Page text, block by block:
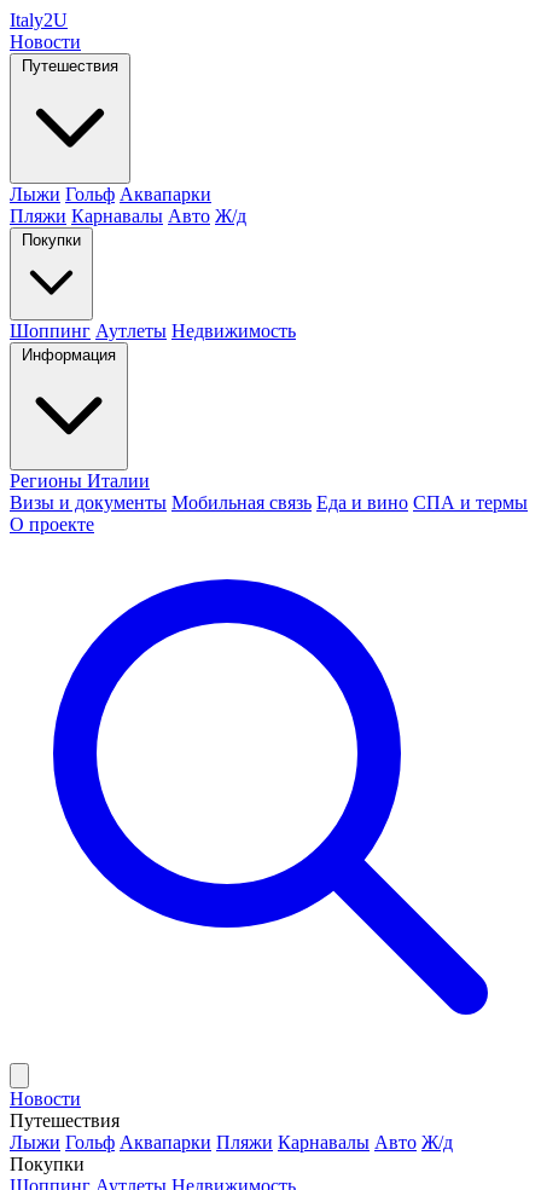
Italy2U
Новости
Путешествия
Лыжи Гольф Аквапарки
Пляжи Карнавалы Авто Ж/д
Покупки
Шоппинг Аутлеты Недвижимость
Информация
Регионы Италии
Визы и документы Мобильная связь Еда и вино СПА и термы
О проекте
Новости
Путешествия
Лыжи Гольф Аквапарки Пляжи Карнавалы Авто Ж/д
Покупки
Шоппинг Аутлеты Недвижимость